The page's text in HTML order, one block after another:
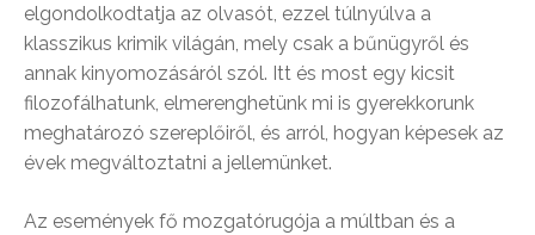
elgondolkodtatja az olvasót, ezzel túlnyúlva a
klasszikus krimik világán, mely csak a bűnügyről és
annak kinyomozásáról szól. Itt és most egy kicsit
filozofálhatunk, elmerenghetünk mi is gyerekkorunk
meghatározó szereplőiről, és arról, hogyan képesek az
évek megváltoztatni a jellemünket.
Az események fő mozgatórugója a múltban és a